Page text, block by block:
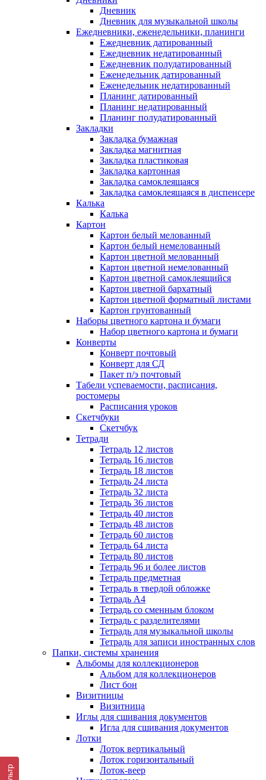
Дневник
Дневник для музыкальной школы
Ежедневники, еженедельники, планинги
Ежедневник датированный
Ежедневник недатированный
Ежедневник полудатированный
Еженедельник датированный
Еженедельник недатированный
Планинг датированный
Планинг недатированный
Планинг полудатированный
Закладки
Закладка бумажная
Закладка магнитная
Закладка пластиковая
Закладка картонная
Закладка самоклеящаяся
Закладка самоклеящаяся в диспенсере
Калька
Калька
Картон
Картон белый мелованный
Картон белый немелованный
Картон цветной мелованный
Картон цветной немелованный
Картон цветной самоклеящийся
Картон цветной бархатный
Картон цветной форматный листами
Картон грунтованный
Наборы цветного картона и бумаги
Набор цветного картона и бумаги
Конверты
Конверт почтовый
Конверт для СД
Пакет п/э почтовый
Табели успеваемости, расписания,
ростомеры
Расписания уроков
Скетчбуки
Скетчбук
Тетради
Тетрадь 12 листов
Тетрадь 16 листов
Тетрадь 18 листов
Тетрадь 24 листа
Тетрадь 32 листа
Тетрадь 36 листов
Тетрадь 40 листов
Тетрадь 48 листов
Тетрадь 60 листов
Тетрадь 64 листа
Тетрадь 80 листов
Тетрадь 96 и более листов
Тетрадь предметная
Тетрадь в твердой обложке
Тетрадь А4
Тетрадь со сменным блоком
Тетрадь с разделителями
Тетрадь для музыкальной школы
Тетрадь для записи иностранных слов
Папки, системы хранения
Альбомы для коллекционеров
Альбом для коллекционеров
Лист бон
Визитницы
Визитница
Иглы для сшивания документов
Игла для сшивания документов
Лотки
Лоток вертикальный
Лоток горизонтальный
Лоток-веер